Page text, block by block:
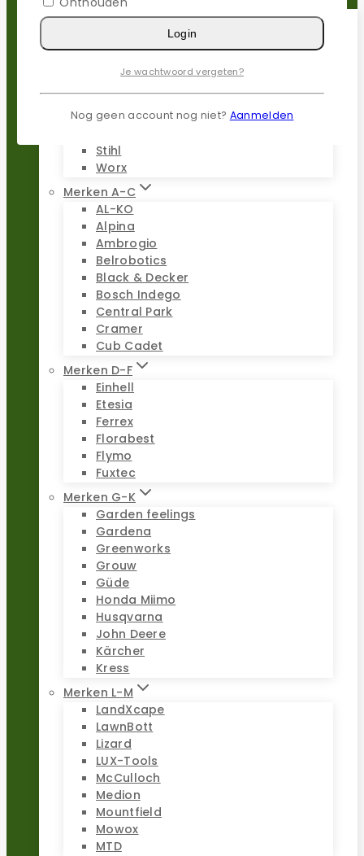
Populaire merken
Gardena
Parkside
Stihl
Worx
Merken A-C
AL-KO
Alpina
Ambrogio
Belrobotics
Black & Decker
Bosch Indego
Central Park
Cramer
Cub Cadet
Merken D-F
Einhell
Etesia
Ferrex
Florabest
Flymo
Fuxtec
Merken G-K
Garden feelings
Gardena
Greenworks
Grouw
Güde
Honda Miimo
Husqvarna
John Deere
Kärcher
Kress
Merken L-M
LandXcape
LawnBott
Lizard
LUX-Tools
McCulloch
Medion
Mountfield
Mowox
MTD
Login
Je wachtwoord vergeten?
Nog geen account nog niet? Aanmelden